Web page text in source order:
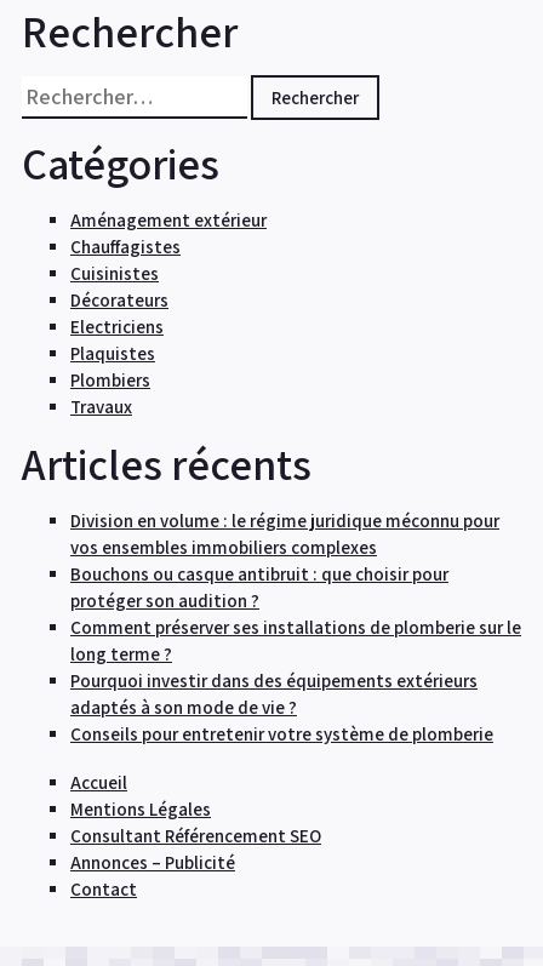
Rechercher
Rechercher :
Catégories
Aménagement extérieur
Chauffagistes
Cuisinistes
Décorateurs
Electriciens
Plaquistes
Plombiers
Travaux
Articles récents
Division en volume : le régime juridique méconnu pour
vos ensembles immobiliers complexes
Bouchons ou casque antibruit : que choisir pour
protéger son audition ?
Comment préserver ses installations de plomberie sur le
long terme ?
Pourquoi investir dans des équipements extérieurs
adaptés à son mode de vie ?
Conseils pour entretenir votre système de plomberie
Accueil
Mentions Légales
Consultant Référencement SEO
Annonces – Publicité
Contact